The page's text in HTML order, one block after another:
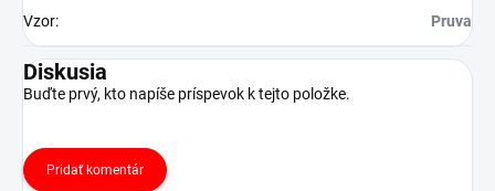
Vzor: Pruva
Diskusia
Buďte prvý, kto napíše príspevok k tejto položke.
Pridať komentár